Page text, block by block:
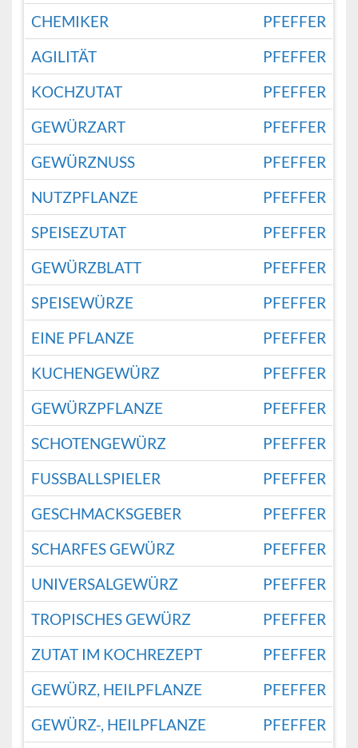
CHEMIKER
PFEFFER
AGILITÄT
PFEFFER
KOCHZUTAT
PFEFFER
GEWÜRZART
PFEFFER
GEWÜRZNUSS
PFEFFER
NUTZPFLANZE
PFEFFER
SPEISEZUTAT
PFEFFER
GEWÜRZBLATT
PFEFFER
SPEISEWÜRZE
PFEFFER
EINE PFLANZE
PFEFFER
KUCHENGEWÜRZ
PFEFFER
GEWÜRZPFLANZE
PFEFFER
SCHOTENGEWÜRZ
PFEFFER
FUSSBALLSPIELER
PFEFFER
GESCHMACKSGEBER
PFEFFER
SCHARFES GEWÜRZ
PFEFFER
UNIVERSALGEWÜRZ
PFEFFER
TROPISCHES GEWÜRZ
PFEFFER
ZUTAT IM KOCHREZEPT
PFEFFER
GEWÜRZ, HEILPFLANZE
PFEFFER
GEWÜRZ-, HEILPFLANZE
PFEFFER